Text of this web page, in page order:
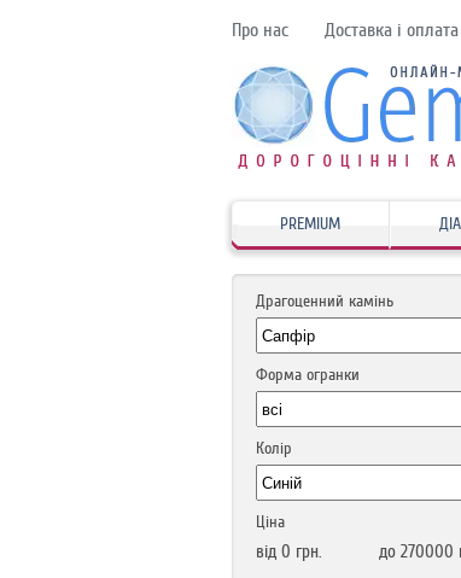
Про нас Доставка і оплата
PREMIUM
Драгоценний камінь
Форма огранки
Колір
Ціна
від 0 грн. до 270000